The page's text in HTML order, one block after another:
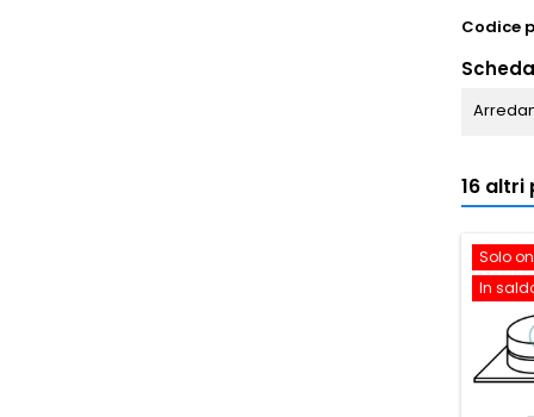
Codice
16
Solo
In